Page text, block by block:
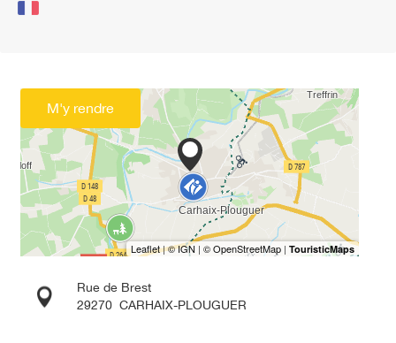
M'y rendre
Rue de Brest
29270 CARHAIX-PLOUGUER